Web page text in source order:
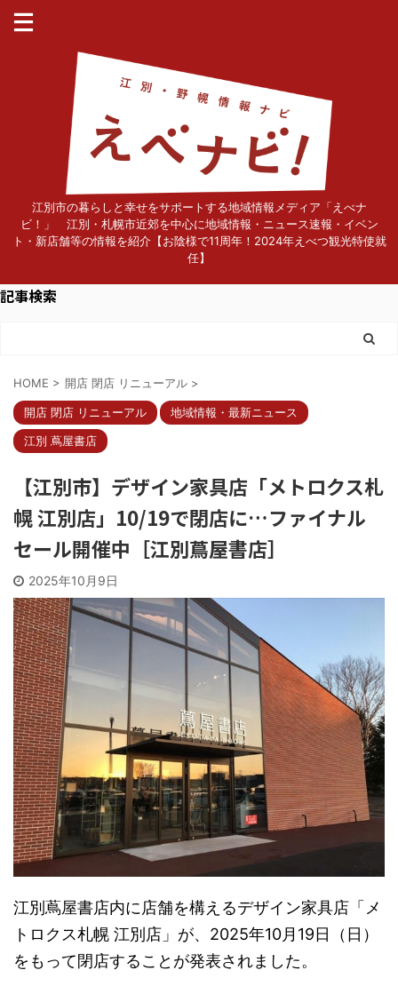
江別市の暮らしと幸せをサポートする地域情報メディア「えべナ
ビ！」 江別・札幌市近郊を中心に地域情報・ニュース速報・イベン
ト・新店舗等の情報を紹介【お陰様で11周年！2024年えべつ観光特使就
任】
記事検索
HOME > 開店 閉店 リニューアル >
開店 閉店 リニューアル
地域情報・最新ニュース
江別 蔦屋書店
【江別市】デザイン家具店「メトロクス札
幌 江別店」10/19で閉店に…ファイナル
セール開催中［江別蔦屋書店］
2025年10月9日
江別蔦屋書店内に店舗を構えるデザイン家具店「メ
トロクス札幌 江別店」が、2025年10月19日（日）
をもって閉店することが発表されました。